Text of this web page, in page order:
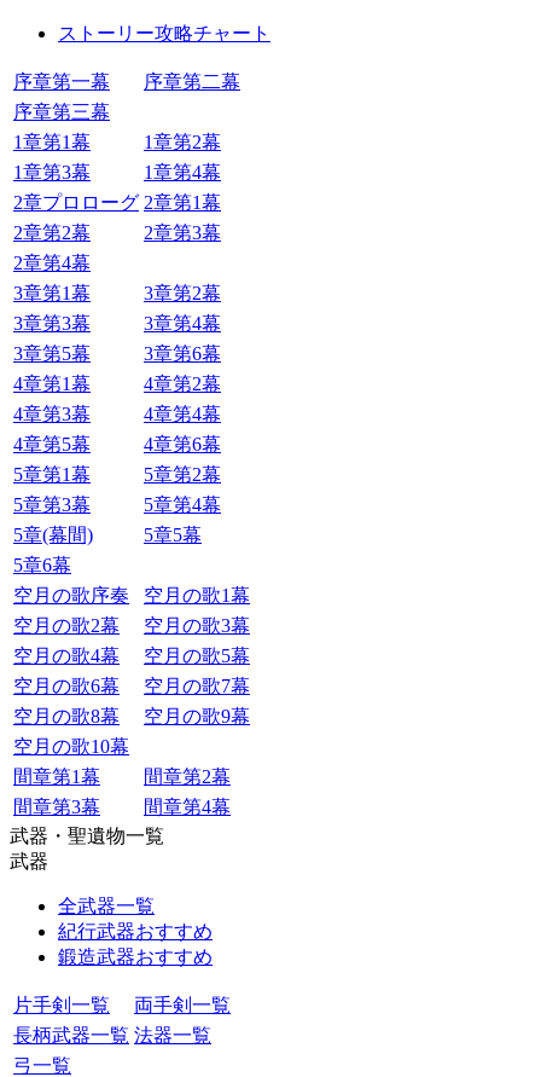
ストーリー攻略チャート
序章第一幕
序章第二幕
序章第三幕
1章第1幕
1章第2幕
1章第3幕
1章第4幕
2章プロローグ 2章第1幕
2章第2幕
2章第3幕
2章第4幕
3章第1幕
3章第2幕
3章第3幕
3章第4幕
3章第5幕
3章第6幕
4章第1幕
4章第2幕
4章第3幕
4章第4幕
4章第5幕
4章第6幕
5章第1幕
5章第2幕
5章第3幕
5章第4幕
5章(幕間)
5章5幕
5章6幕
空月の歌序奏
空月の歌1幕
空月の歌2幕
空月の歌3幕
空月の歌4幕
空月の歌5幕
空月の歌6幕
空月の歌7幕
空月の歌8幕
空月の歌9幕
空月の歌10幕
間章第1幕
間章第2幕
間章第3幕
間章第4幕
武器・聖遺物一覧
武器
全武器一覧
紀行武器おすすめ
鍛造武器おすすめ
片手剣一覧
両手剣一覧
長柄武器一覧 法器一覧
弓一覧